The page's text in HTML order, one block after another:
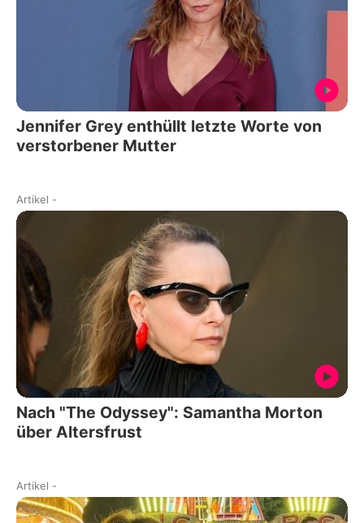
Jennifer Grey enthüllt letzte Worte von
verstorbener Mutter
Artikel -
Nach "The Odyssey": Samantha Morton
über Altersfrust
Artikel -